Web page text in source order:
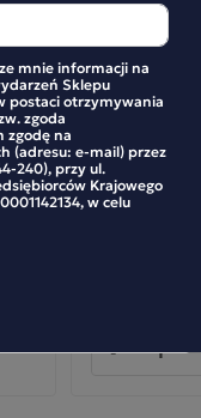
Zestaw (4x) -
Rosehip &
-
mnie informacji na
Sklepu
postaci otrzymywania
zgoda
zgodę na
(adresu: e-mail) przez
240), przy ul.
Krajowego
w celu